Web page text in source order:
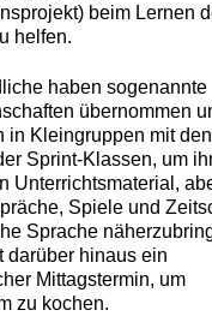
beim Lernen
helfen.
haben sogenannte
übernommen
in Kleingruppen mit den
Sprint-Klassen, um
Unterrichtsmaterial,
Spiele und
Sprache
darüber hinaus ein
Mittagstermin, um
zu kochen.